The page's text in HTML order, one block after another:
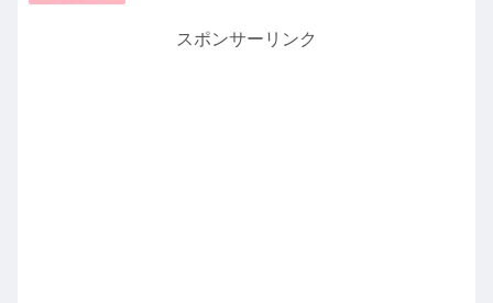
スポンサーリンク